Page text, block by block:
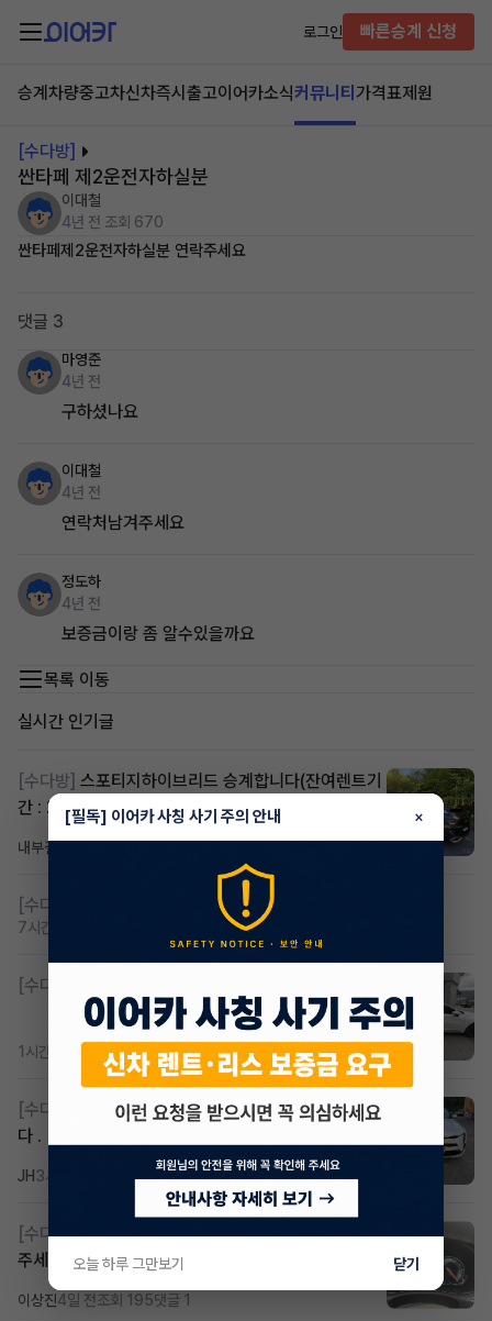
로그인 빠른승계 신청
승계차량중고차신차즉시출고이어카소식커뮤니티 가격표제원
[수다방]
싼타페 제2운전자하실분
이대철
4년 전 조회 670
싼타페제2운전자하실분 연락주세요
댓글 3
마영준
4년 전
구하셨나요
이대철
4년 전
연락처남겨주세요
정도하
4년 전
보증금이랑 좀 알수있을까요
목록 이동
실시간 인기글
[수다방] 스포티지하이브리드 승계합니다(잔여렌트기
간 : 26개월)
내부결재
[수다방] 저신용 무심사 or 신차 렌트 찾으시는분!!
7시간 전
[수다방]
1시간 전 조회 403댓글 3
[수다방]
다 .
JH3시간 전 조회 312댓글 2
[수다방] Gv70 승계자분 구합니다 지원금 협의연락
주세요
이상진4일 전조회 195댓글 1
[필독] 이어카 사칭 사기 주의 안내 ×
오늘 하루 그만보기 닫기